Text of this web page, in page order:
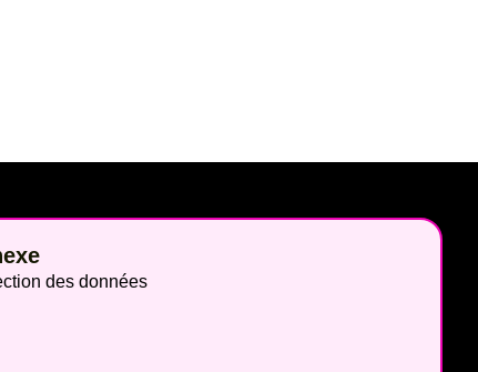
des données